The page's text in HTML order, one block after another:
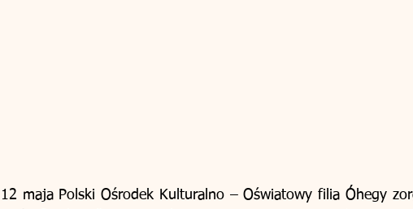
12 maja Polski Ośrodek Kulturalno – Oświatowy filia Óhegy